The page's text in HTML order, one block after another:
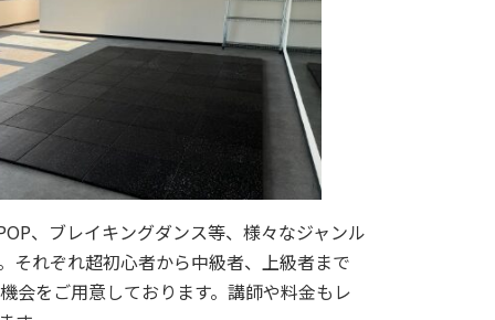
、ブレイキングダンス等、様々なジャンル
それぞれ超初心者から中級者、上級者まで
会をご用意しております。講師や料金もレ